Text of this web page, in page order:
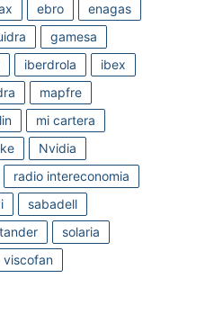
ebro
enagas
gamesa
iberdrola
ibex
mapfre
mi cartera
Nvidia
radio intereconomia
sabadell
solaria
viscofan